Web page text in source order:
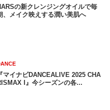
の新クレンジングオイルで毎
、メイク映えする潤い美肌へ
『マイナビDANCEALIVE 2025 CHA
I』今シーズンの各...